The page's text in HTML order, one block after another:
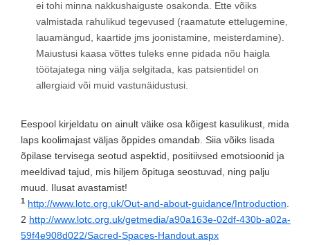
ei tohi minna nakkushaiguste osakonda. Ette võiks
valmistada rahulikud tegevused (raamatute ettelugemine,
lauamängud, kaartide jms joonistamine, meisterdamine).
Maiustusi kaasa võttes tuleks enne pidada nõu haigla
töötajatega ning välja selgitada, kas patsientidel on
allergiaid või muid vastunäidustusi.
Eespool kirjeldatu on ainult väike osa kõigest kasulikust, mida
laps koolimajast väljas õppides omandab. Siia võiks lisada
õpilase tervisega seotud aspektid, positiivsed emotsioonid ja
meeldivad tajud, mis hiljem õpituga seostuvad, ning palju
muud. Ilusat avastamist!
1 http://www.lotc.org.uk/Out-and-about-guidance/Introduction
2 http://www.lotc.org.uk/getmedia/a90a163e-02df-430b-a02a-
59f4e908d022/Sacred-Spaces-Handout.aspx